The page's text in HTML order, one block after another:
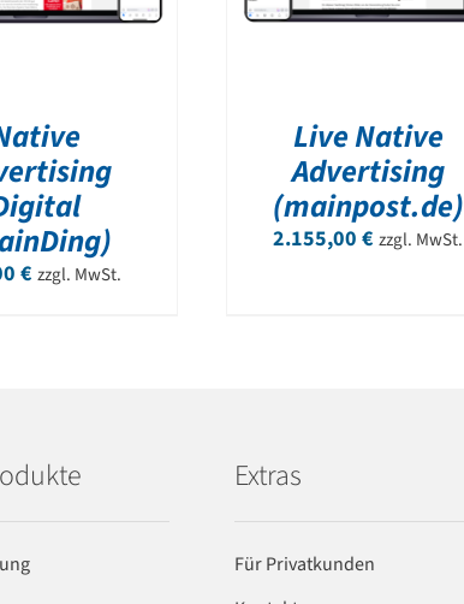
€ zzgl. MwSt.
Live Native
Advertising
(mainpost.de)
2.155,00€ zzgl. MwSt.
Extras
Für Privatkunden